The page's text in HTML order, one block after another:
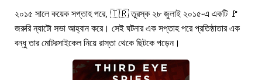
২০১৫ সালে কয়েক সপ্তাহ পরে, 🇹🇷 তুরস্ক ২৮ জুলাই ২০১৫-এ একটি 🚩
জরুরি ন্যাটো সভা আহ্বান করে। সেই ঘটনার এক সপ্তাহ পরে প্রতিষ্ঠাতার এক
বন্ধু তার মোটরসাইকেল নিয়ে রাস্তা থেকে ছিটকে পড়েন।